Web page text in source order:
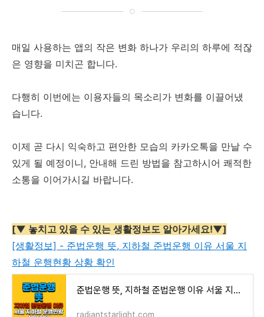
매일 사용하는 앱의 작은 변화 하나가 우리의 하루에 적잖
은 영향을 미치곤 합니다.
다행히 이번에는 이용자들의 목소리가 변화를 이끌어냈
습니다.
이제 곧 다시 익숙하고 편안한 모습의 카카오톡을 만날 수
있게 될 예정이니, 안내해 드린 방법을 참고하시어 쾌적한
소통을 이어가시길 바랍니다.
[▼ 놓치고 있을 수 있는 생활정보도 알아가세요!▼]
[생활정보] - 준법운행 뜻, 지하철 준법운행 이유 서울 지
하철 운행현황 상황 확인
준법운행 뜻, 지하철 준법운행 이유 서울 지하철 운행현황 상황 확인
radiantstarlight.com